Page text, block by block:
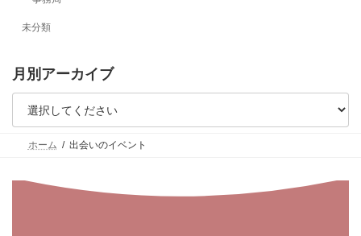
未分類
月別アーカイブ
ホーム 出会いのイベント